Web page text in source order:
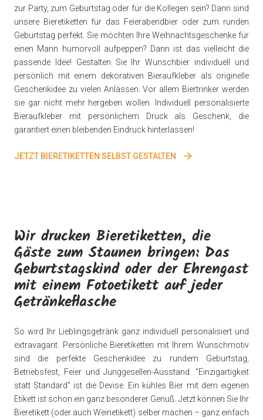
zur Party, zum Geburtstag oder für die Kollegen sein? Dann sind
unsere Bieretiketten für das Feierabendbier oder zum runden
Geburtstag perfekt. Sie möchten Ihre Weihnachtsgeschenke für
einen Mann humorvoll aufpeppen? Dann ist das vielleicht die
passende Idee! Gestalten Sie Ihr Wunschbier individuell und
persönlich mit einem dekorativen Bieraufkleber als originelle
Geschenkidee zu vielen Anlässen. Vor allem Biertrinker werden
sie gar nicht mehr hergeben wollen. Individuell personalisierte
Bieraufkleber mit persönlichem Druck als Geschenk, die
garantiert einen bleibenden Eindruck hinterlassen!
JETZT BIERETIKETTEN SELBST GESTALTEN
Wir drucken Bieretiketten, die
Gäste zum Staunen bringen: Das
Geburtstagskind oder der Ehrengast
mit einem Fotoetikett auf jeder
Getränkeflasche
So wird Ihr Lieblingsgetränk ganz individuell personalisiert und
extravagant. Persönliche Bieretiketten mit Ihrem Wunschmotiv
sind die perfekte Geschenkidee zu rundem Geburtstag,
Betriebsfest, Feier und Junggesellen-Ausstand. "Einzigartigkeit
statt Standard" ist die Devise. Ein kühles Bier mit dem eigenen
Etikett ist schon ein ganz besonderer Genuß. Jetzt können Sie Ihr
Bieretikett (oder auch Weinetikett) selber machen – ganz einfach